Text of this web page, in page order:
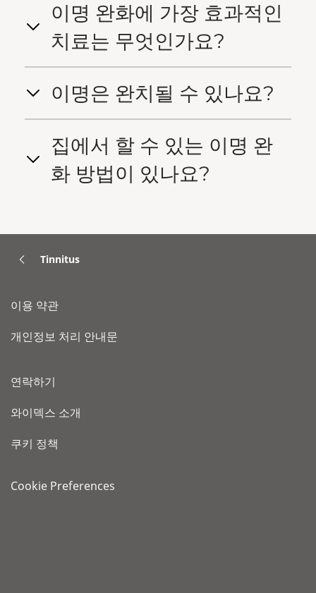
이명 완화에 가장 효과적인
치료는 무엇인가요?
이명은 완치될 수 있나요?
집에서 할 수 있는 이명 완
화 방법이 있나요?
Tinnitus
이용 약관
개인정보 처리 안내문
연락하기
와이덱스 소개
쿠키 정책
Cookie Preferences